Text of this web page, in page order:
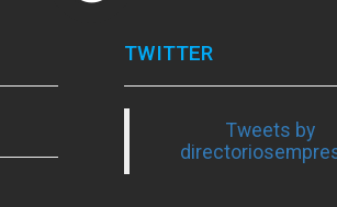
TWITTER
Tweets by